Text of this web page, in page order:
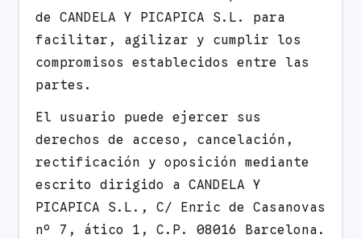
de CANDELA Y PICAPICA S.L. para
facilitar, agilizar y cumplir los
compromisos establecidos entre las
partes.
El usuario puede ejercer sus
derechos de acceso, cancelación,
rectificación y oposición mediante
escrito dirigido a CANDELA Y
PICAPICA S.L., C/ Enric de Casanovas
nº 7, ático 1, C.P. 08016 Barcelona.